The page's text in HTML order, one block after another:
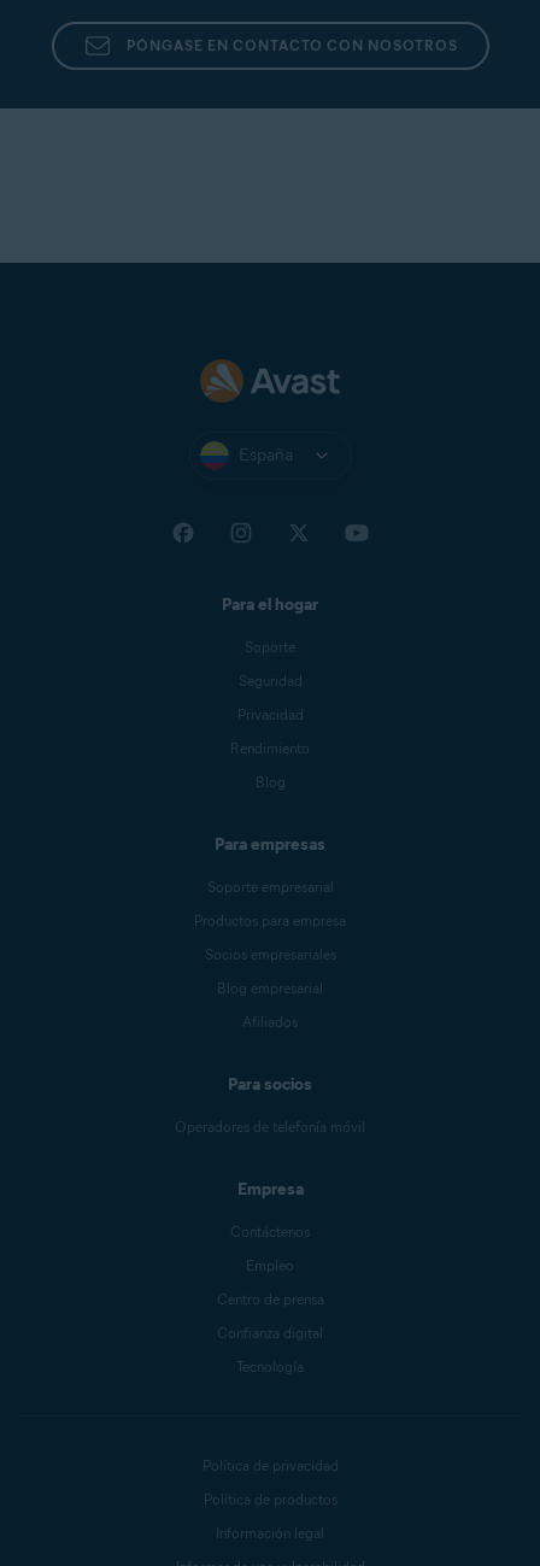
PÓNGASE EN CONTACTO CON NOSOTROS
España
Para el hogar
Soporte
Seguridad
Privacidad
Rendimiento
Blog
Para empresas
Soporte empresarial
Productos para empresa
Socios empresariales
Blog empresarial
Afiliados
Para socios
Operadores de telefonía móvil
Empresa
Contáctenos
Empleo
Centro de prensa
Confianza digital
Tecnología
Política de privacidad
Política de productos
Información legal